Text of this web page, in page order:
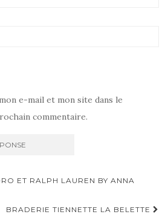
e-mail et mon site dans le
commentaire.
ET RALPH LAUREN BY ANNA
BRADERIE TIENNETTE LA BELETTE